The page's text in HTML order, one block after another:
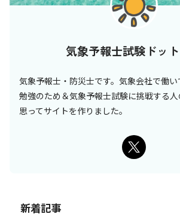
気象予報士試験ドッ
気象予報士・防災士です。気象会社で働
勉強のため＆気象予報士試験に挑戦する
思ってサイトを作りました。
新着記事